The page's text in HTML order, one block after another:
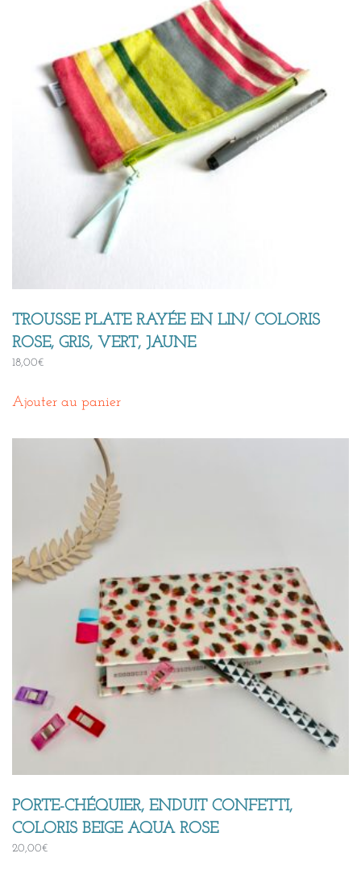
TROUSSE PLATE RAYÉE EN LIN/ COLORIS
ROSE, GRIS, VERT, JAUNE
18,00€
Ajouter au panier
PORTE-CHÉQUIER, ENDUIT CONFETTI,
COLORIS BEIGE AQUA ROSE
20,00€